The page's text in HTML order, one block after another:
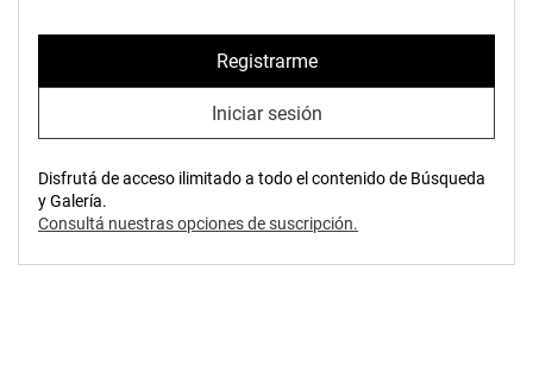
Registrarme
Iniciar sesión
Disfrutá de acceso ilimitado a todo el contenido de Búsqueda
y Galería.
Consultá nuestras opciones de suscripción.